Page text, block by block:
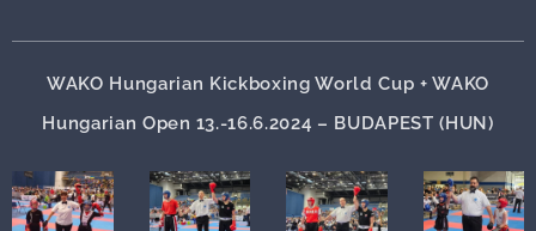
WAKO Hungarian Kickboxing World Cup + WAKO
Hungarian Open 13.-16.6.2024 – BUDAPEST (HUN)